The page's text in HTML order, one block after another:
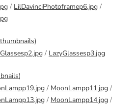
/ LilDavinciPhotoframep6.jpg /
)
/ LazyGlassesp3.jpg
)
/ MoonLampp11.jpg /
/ MoonLampp14.jpg /